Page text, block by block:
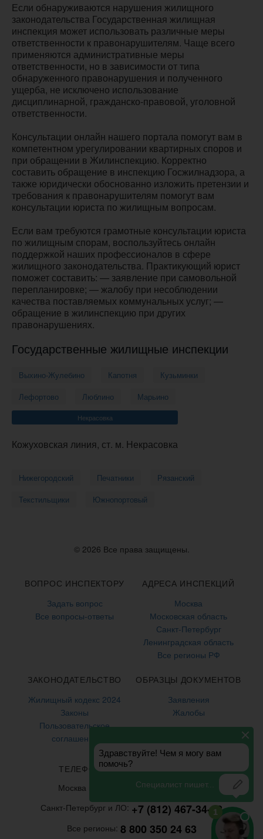
Если обнаруживаются нарушения жилищного
законодательства Государственная жилищная
инспекция может использовать различные меры
ответственности к правонарушителям. Чаще всего
применяются административные меры
ответственности, но в зависимости от типа
обнаруженного правонарушения и полученного
ущерба, не исключено использование
дисциплинарной, гражданско-правовой, уголовной
ответственности.
Консультации онлайн нашего портала помогут вам в
компетентном урегулировании квартирных споров и
при обращении в Жилинспекцию. Корректно
составить обращение в инспекцию Госжилнадзора, а
также юридически обоснованно изложить претензии и
требования к правонарушителям помогут вам
консультации юриста по жилищным вопросам.
Если вам требуются грамотные консультации юриста
по жилищным спорам, воспользуйтесь онлайн
поддержкой наших профессионалов в сфере
жилищного законодательства. Практикующий юрист
поможет составить: — заявление при самовольной
перепланировке; — жалобу при несоблюдении
качества поставляемых коммунальных услуг; —
обращение в жилинспекцию при других
правонарушениях.
Государственные жилищные инспекции
Выхино-Жулебино Капотня
Кузьминки
Лефортово
Люблино Марьино
Некрасовка
Кожуховская линия, ст. м. Некрасовка
Нижегородский Печатники
Рязанский
Текстильщики
Южнопортовый
© 2026 Все права защищены.
ВОПРОС ИНСПЕКТОРУ
Задать вопрос
Все вопросы-ответы
АДРЕСА ИНСПЕКЦИЙ
Москва
Московская область
Санкт-Петербург
Ленинградская область
Все регионы РФ
ЗАКОНОДАТЕЛЬСТВО
Жилищный кодекс 2024
Законы
Пользовательское
соглашение
ОБРАЗЦЫ ДОКУМЕНТОВ
Заявления
Жалобы
ТЕЛЕФОНЫ ГОРЯЧЕЙ ЛИНИИ
Москва и МО:
+7 (499) 938-86-71
Санкт-Петербург и ЛО: +7 (812) 467-34-68
Все регионы: 8 800 350 24 63